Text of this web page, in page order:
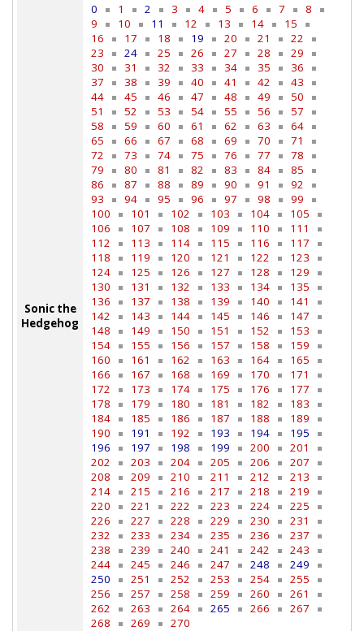
Sonic the
Hedgehog
0 1 2 3 4 5 6 7
8
9
10 11 12 13 14
15
16
17 18 19 20 21
22
23
24 25 26 27 28
29
30
31 32 33 34 35
36
37
38 39 40 41 42
43
44
45 46 47 48 49
50
51
52 53 54 55 56
57
58
59 60 61 62 63
64
65
66 67 68 69 70
71
72
73 74 75 76 77
78
79
80 81 82 83 84
85
86
87 88 89 90 91
92
93
94 95 96 97 98
99
100
101 102 103 104
105
106
107 108 109 110
111
112
113 114 115 116
117
118
119 120 121 122
123
124
125 126 127 128
129
130
131 132 133 134
135
136
137 138 139 140
141
142
143 144 145 146
147
148
149 150 151 152
153
154
155 156 157 158
159
160
161 162 163 164
165
166
167 168 169 170
171
172
173 174 175 176
177
178
179 180 181 182
183
184
185 186 187 188
189
190
191 192 193 194
195
196
197 198 199 200
201
202
203 204 205 206
207
208
209 210 211 212
213
214
215 216 217 218
219
220
221 222 223 224
225
226
227 228 229 230
231
232
233 234 235 236
237
238
239 240 241 242
243
244
245 246 247 248
249
250
251 252 253 254
255
256
257 258 259 260
261
262
263 264 265 266
267
268
269 270